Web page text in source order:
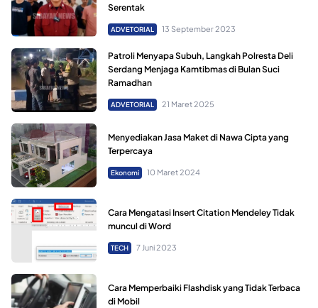
Serentak
ADVETORIAL 13 September 2023
Patroli Menyapa Subuh, Langkah Polresta Deli
Serdang Menjaga Kamtibmas di Bulan Suci
Ramadhan
ADVETORIAL 21 Maret 2025
Menyediakan Jasa Maket di Nawa Cipta yang
Terpercaya
Ekonomi 10 Maret 2024
Cara Mengatasi Insert Citation Mendeley Tidak
muncul di Word
TECH 7 Juni 2023
Cara Memperbaiki Flashdisk yang Tidak Terbaca
di Mobil